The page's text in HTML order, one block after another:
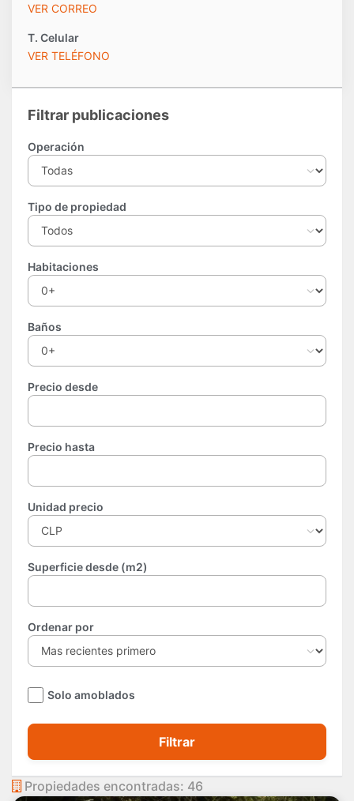
VER CORREO
T. Celular
VER TELÉFONO
Filtrar publicaciones
Operación
Tipo de propiedad
Habitaciones
Baños
Precio desde
Precio hasta
Unidad precio
Superficie desde (m2)
Ordenar por
Solo amoblados
Filtrar
Propiedades encontradas: 46